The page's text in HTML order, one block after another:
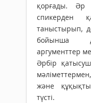
қорғады. Әр
спикерден
таныстырып,
бойынша
аргументтер
Әрбір
және
түсті.